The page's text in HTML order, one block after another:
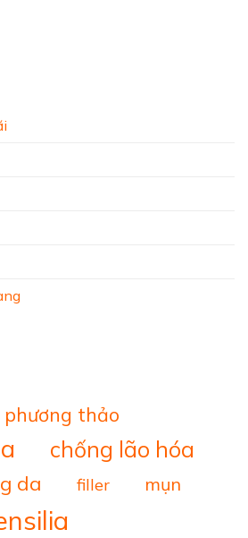
phương thảo
chống lão hóa
da filler mụn